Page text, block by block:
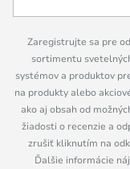
Zaregistrujte sa pre
sortimentu
systémov a produktov
na produkty alebo
ako aj obsah od
žiadosti o recenzie a
zrušiť kliknutím na
Ďalšie informácie